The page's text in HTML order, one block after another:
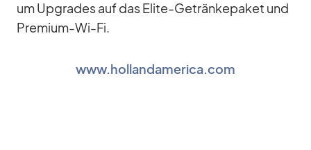
um Up­grades auf das Elite-Ge­trän­ke­pa­ket und
Pre­mium-Wi-Fi.
www.hollandamerica.com